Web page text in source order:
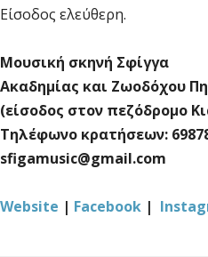
Είσοδος ελεύθερη.
Μουσική σκηνή Σφίγγα
Ακαδημίας και Ζωοδόχου
(είσοδος στον πεζόδρομο
Τηλέφωνο κρατήσεων:
sfigamusic@gmail.com
Website | Facebook |